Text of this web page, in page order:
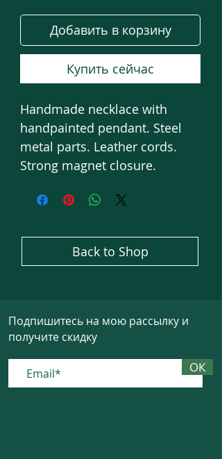
Добавить в корзину
Купить сейчас
Handmade necklace with
handpainted pendant. Steel
metal parts. Leather cords.
Strong magnet closure.
Back to Shop
Подпишитесь на мою рассылку и
получите скидку
ОК